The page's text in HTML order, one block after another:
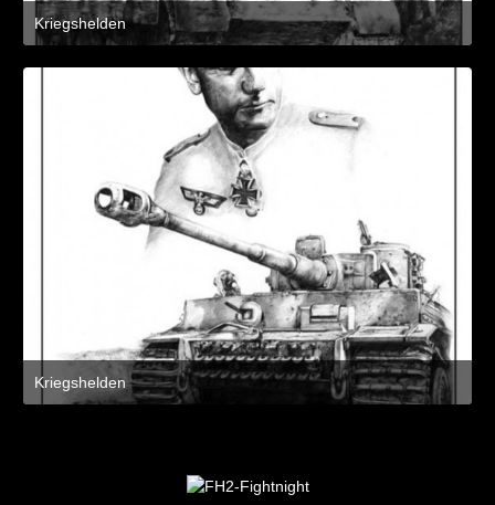
Kriegshelden
8. März 2021 um 11:21
2
Kriegshelden
8. März 2021 um 11:21